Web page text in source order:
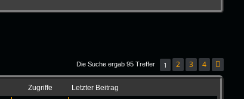
Die Suche ergab 95 Treffer 1 2 3 4
Zugriffe Letzter Beitrag